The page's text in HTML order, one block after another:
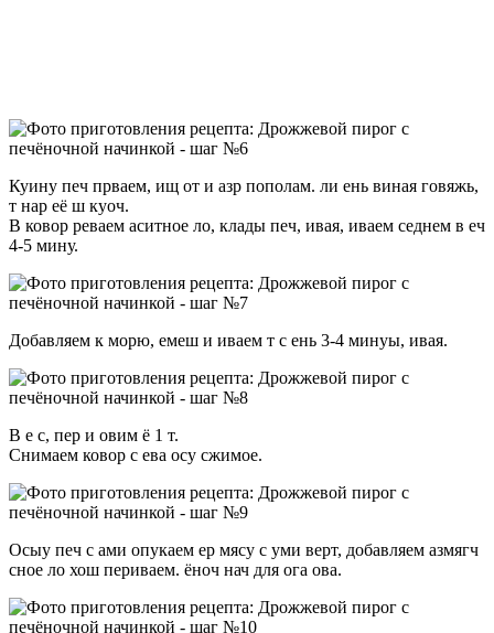
Куину печ прваем, ищ от и азр пополам. ли ень виная говяжь,
т нар её ш куоч.
В ковор реваем аситное ло, клады печ, ивая, иваем седнем в еч
4-5 мину.
Добавляем к морю, емеш и иваем т с ень 3-4 минуы, ивая.
В е с, пер и овим ё 1 т.
Снимаем ковор с ева осу сжимое.
Осыу печ с ами опукаем ер мясу с уми верт, добавляем азмягч
сное ло хош периваем. ёноч нач для ога ова.